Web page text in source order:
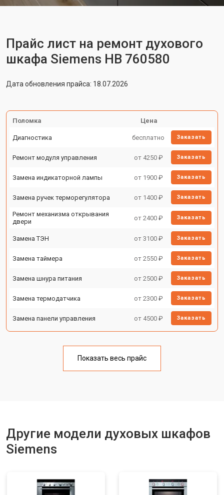
Прайс лист на ремонт духового
шкафа Siemens HB 760580
Дата обновления прайса: 18.07.2026
Поломка Цена
Диагностика бесплатно Заказать
Ремонт модуля управления от 4250 ₽ Заказать
Замена индикаторной лампы от 1900 ₽ Заказать
Замена ручек терморегулятора от 1400 ₽ Заказать
Ремонт механизма открывания
двери
от 2400 ₽ Заказать
Замена ТЭН от 3100 ₽ Заказать
Замена таймера от 2550 ₽ Заказать
Замена шнура питания от 2500 ₽ Заказать
Замена термодатчика от 2300 ₽ Заказать
Замена панели управления от 4500 ₽ Заказать
Показать весь прайс
Другие модели духовых шкафов
Siemens